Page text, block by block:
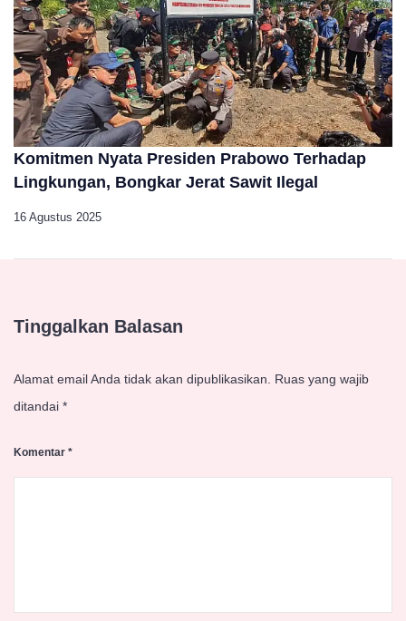
Komitmen Nyata Presiden Prabowo Terhadap
Lingkungan, Bongkar Jerat Sawit Ilegal
16 Agustus 2025
Tinggalkan Balasan
Alamat email Anda tidak akan dipublikasikan. Ruas yang wajib
ditandai *
Komentar *